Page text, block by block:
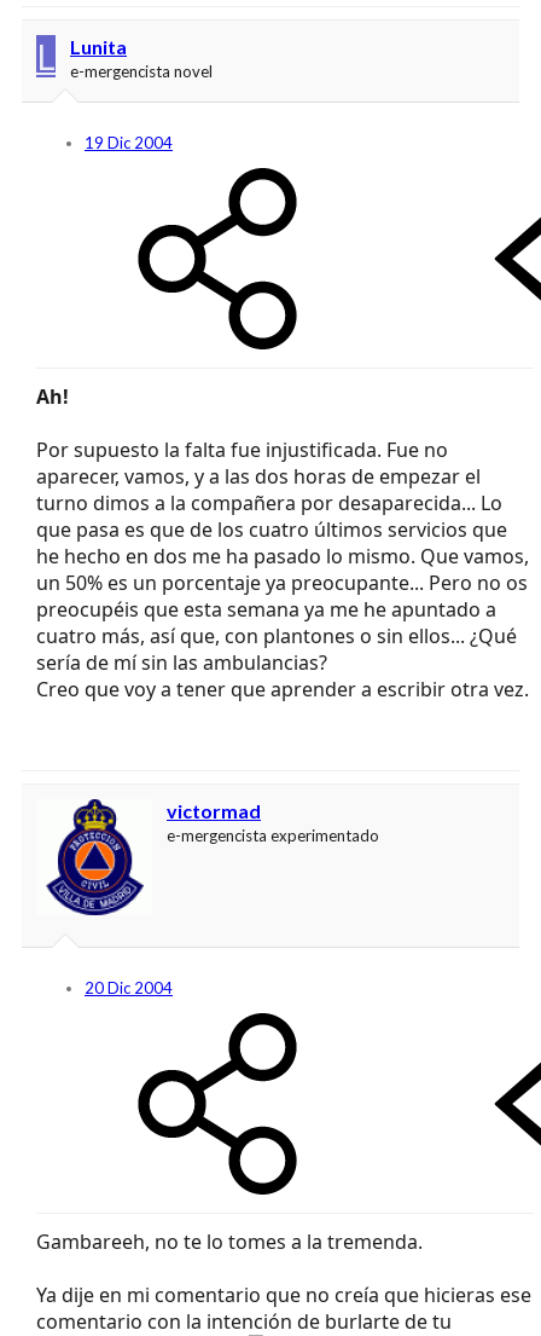
L Lunita
e-mergencista novel
19 Dic 2004
Ah!
Por supuesto la falta fue injustificada. Fue no
aparecer, vamos, y a las dos horas de empezar el
turno dimos a la compañera por desaparecida... Lo
que pasa es que de los cuatro últimos servicios que
he hecho en dos me ha pasado lo mismo. Que vamos,
un 50% es un porcentaje ya preocupante... Pero no os
preocupéis que esta semana ya me he apuntado a
cuatro más, así que, con plantones o sin ellos... ¿Qué
sería de mí sin las ambulancias?
Creo que voy a tener que aprender a escribir otra vez.
victormad
e-mergencista experimentado
20 Dic 2004
Gambareeh, no te lo tomes a la tremenda.
Ya dije en mi comentario que no creía que hicieras ese
comentario con la intención de burlarte de tu